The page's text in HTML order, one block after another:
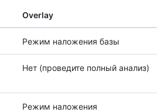
Overlay
Режим наложения базы
Нет (проведите полный анализ)
Режим наложения